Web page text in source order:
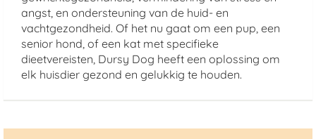
angst, en ondersteuning van de huid- en
vachtgezondheid. Of het nu gaat om een pup, een
senior hond, of een kat met specifieke
dieetvereisten, Dursy Dog heeft een oplossing om
elk huisdier gezond en gelukkig te houden.